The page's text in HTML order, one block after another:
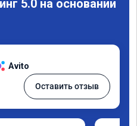
5.0 на основании
Avito
Оставить отзыв